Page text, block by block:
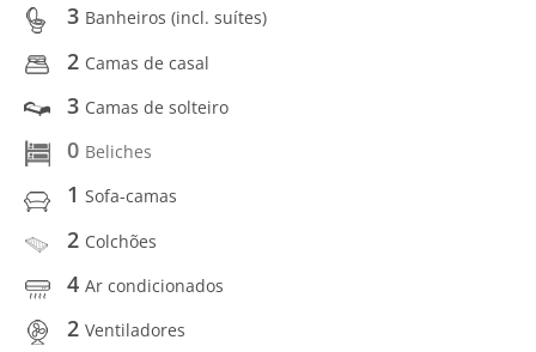
3 Banheiros (incl. suítes)
2 Camas de casal
3 Camas de solteiro
0 Beliches
1 Sofa-camas
2 Colchões
4 Ar condicionados
2 Ventiladores